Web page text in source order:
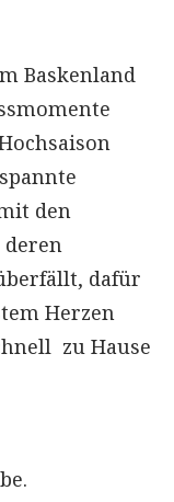
Baskenland
den
deren
dafür
Herzen
zu Hause